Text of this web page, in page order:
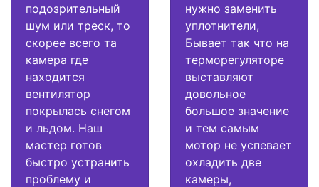
подозрительный
шум или треск, то
скорее всего та
камера где
находится
вентилятор
покрылась снегом
и льдом. Наш
мастер готов
быстро устранить
проблему и
нужно заменить
уплотнители,
Бывает так что на
терморегуляторе
выставляют
довольное
большое значение
и тем самым
мотор не успевает
охладить две
камеры,